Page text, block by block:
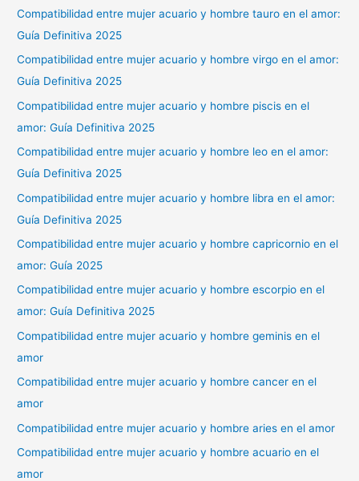
Compatibilidad entre mujer acuario y hombre tauro en el amor:
Guía Definitiva 2025
Compatibilidad entre mujer acuario y hombre virgo en el amor:
Guía Definitiva 2025
Compatibilidad entre mujer acuario y hombre piscis en el
amor: Guía Definitiva 2025
Compatibilidad entre mujer acuario y hombre leo en el amor:
Guía Definitiva 2025
Compatibilidad entre mujer acuario y hombre libra en el amor:
Guía Definitiva 2025
Compatibilidad entre mujer acuario y hombre capricornio en el
amor: Guía 2025
Compatibilidad entre mujer acuario y hombre escorpio en el
amor: Guía Definitiva 2025
Compatibilidad entre mujer acuario y hombre geminis en el
amor
Compatibilidad entre mujer acuario y hombre cancer en el
amor
Compatibilidad entre mujer acuario y hombre aries en el amor
Compatibilidad entre mujer acuario y hombre acuario en el
amor